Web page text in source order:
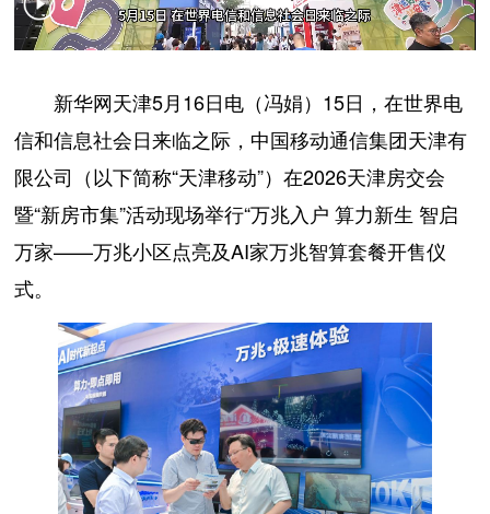
新华网天津5月16日电（冯娟）15日，在世界电
信和信息社会日来临之际，中国移动通信集团天津有
限公司（以下简称“天津移动”）在2026天津房交会
暨“新房市集”活动现场举行“万兆入户 算力新生 智启
万家——万兆小区点亮及AI家万兆智算套餐开售仪
式。